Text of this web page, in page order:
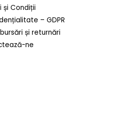
și Condiții
– GDPR
și returnări
ne